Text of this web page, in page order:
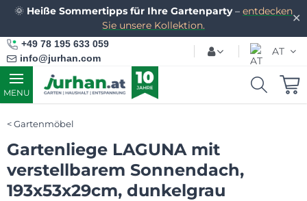
✕
🌞 Heiße Sommertipps für Ihre Gartenparty– entdecken
Sie unsere Kollektion.
+49 78 195 633 059
info@jurhan.com
AT
MENU
Gartenmöbel
Gartenliege LAGUNA mit
verstellbarem Sonnendach,
193x53x29cm, dunkelgrau